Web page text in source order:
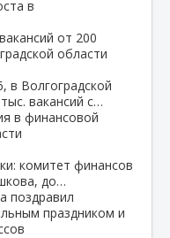
в
от 200
области
Волгоградской
вакансий с…
в финансовой
комитет финансов
до…
поздравил
праздником и